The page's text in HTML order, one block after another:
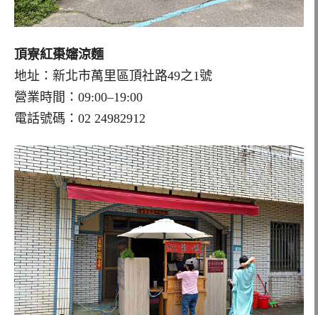
頂寮紅棗嬸涼麵
地址：新北市萬里區頂社路49之1號
營業時間：09:00–19:00
電話號碼：02 24982912